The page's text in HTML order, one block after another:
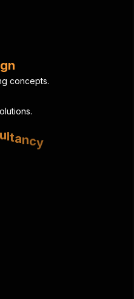
gn
g concepts.
olutions.
ical expert